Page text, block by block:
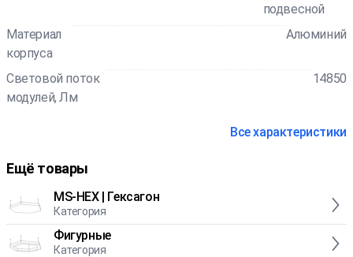
подвесной
Материал
корпуса
Алюминий
Световой поток
модулей, Лм
14850
Все характеристики
Ещё товары
MS-HEX | Гексагон
Категория
Фигурные
Категория